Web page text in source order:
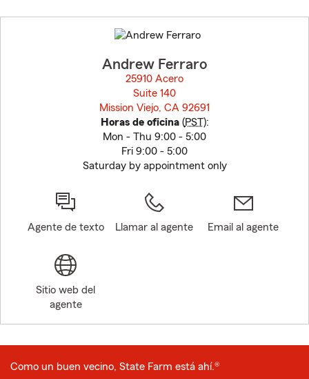
to
before
Andrew Ferraro
25910 Acero
Suite 140
Mission Viejo, CA 92691
Horas de oficina(PST):
Mon - Thu 9:00 - 5:00
Fri 9:00 - 5:00
Saturday by appointment only
Agente de texto Llamar al agente Email al agente
Sitio web del
agente
Como un buen vecino, State Farm está ahí.®